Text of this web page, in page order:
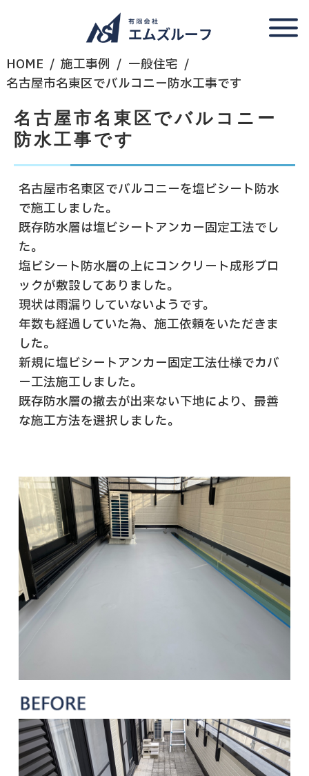
HOME 施工事例
一般住宅
名古屋市名東区でバルコニー防水工事です
名古屋市名東区でバルコニー
防水工事です
名古屋市名東区でバルコニーを塩ビシート防水
で施工しました。
既存防水層は塩ビシートアンカー固定工法でし
た。
塩ビシート防水層の上にコンクリート成形ブロ
ックが敷設してありました。
現状は雨漏りしていないようです。
年数も経過していた為、施工依頼をいただきま
した。
新規に塩ビシートアンカー固定工法仕様でカバ
ー工法施工しました。
既存防水層の撤去が出来ない下地により、最善
な施工方法を選択しました。